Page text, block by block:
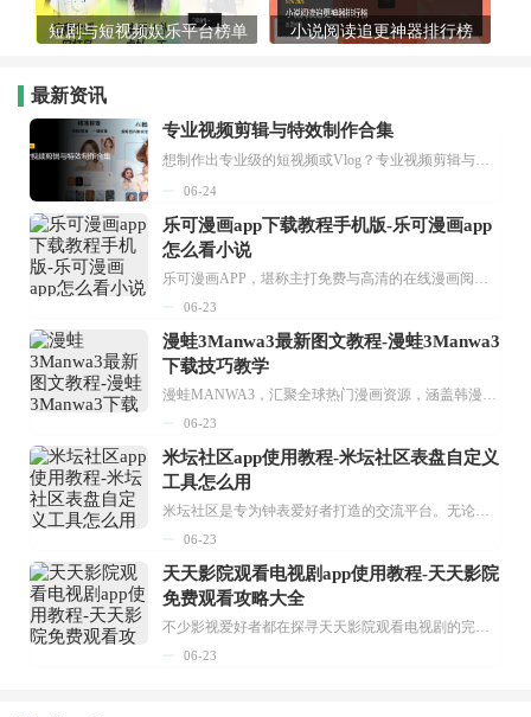
短剧与短视频娱乐平台榜单 小说阅读追更神器排行榜
最新资讯
专业视频剪辑与特效制作合集
想制作出专业级的短视频或Vlog？专业视频剪辑与特效制作大全专题为你提供了从剪辑、抠像到特效包装的全套解决方案。无论是添加炫酷的片头、进行精准的视频抠图，还是制...
06-24
乐可漫画app下载教程手机版-乐可漫画app
怎么看小说
乐可漫画APP，堪称主打免费与高清的在线漫画阅读神器。其官方版提供海量完整版漫画资源，无论是国内漫画，还是日漫、韩漫、台漫、美漫等国外漫画，应有尽有，随时供你阅读。只需轻点一下，便能直接进入阅读界面。不仅如此，乐可漫画最新版本更新速度极快，在这里，你总能抢先看到全网一手漫画章节内容！...
06-23
漫蛙3Manwa3最新图文教程-漫蛙3Manwa3
下载技巧教学
漫蛙MANWA3，汇聚全球热门漫画资源，涵盖韩漫、欧美漫画、国漫等多种类型，题材丰富多样，全方位满足用户阅读喜好。它不仅是阅读平台，更是创作平台，为广大用户打造零门槛创作环境。...
06-23
米坛社区app使用教程-米坛社区表盘自定义
工具怎么用
米坛社区是专为钟表爱好者打造的交流平台。无论你是初涉钟表领域的普通爱好者，还是拥有多年收藏经验的资深玩家，都能在此找到属于自己的天地。 无需注册，就能轻松参与其中。通过专业的讨论论坛与丰富的交互功能，你可与世界各地的钟表爱好者畅快交流。若你钟情于钟表，米坛社区无疑是值得一试的理想之选。在这里，你能获取最新的手表资讯，交流见解，提升鉴赏品味，让每一块手表都成为收藏故事中重要的一部分。感兴趣的朋友，不要错过下载机会。...
06-23
天天影院观看电视剧app使用教程-天天影院
免费观看攻略大全
不少影视爱好者都在探寻天天影院观看电视剧的完整方法，结合最新平台使用规则，本篇新手入门攻略全面讲解观看渠道、检索流程、播放设置以及画面模式调整等实用内容。全文适配手机、电脑等主流设备，步骤简洁易懂，无论是初次使用的新手，还是想要优化观影体验的用户，都能参照内容快速上手，熟练掌握平台各项操作技巧，轻松畅享影视内容。...
06-23